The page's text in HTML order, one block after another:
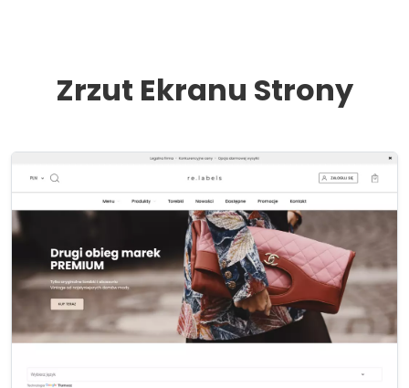
Zrzut Ekranu Strony